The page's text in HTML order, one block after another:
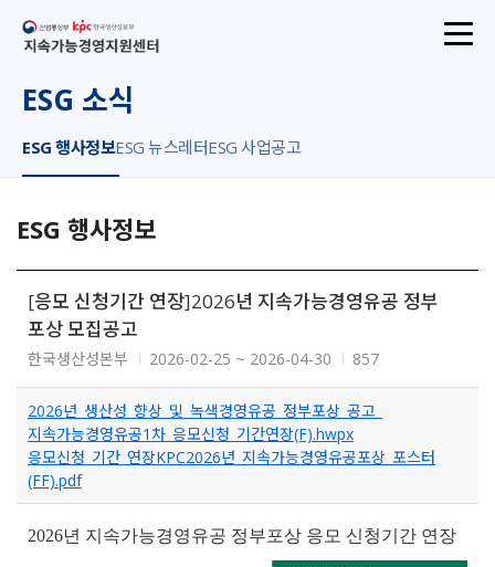
산업통상부
지속가능경영지원센터
ESG 소식
ESG 행사정보ESG 뉴스레터ESG 사업공고
ESG 행사정보
[응모 신청기간 연장]2026년 지속가능경영유공 정부
포상 모집공고
한국생산성본부 2026-02-25 ~ 2026-04-30 857
2026년_생산성_향상_및_녹색경영유공_정부포상_공고_
지속가능경영유공1차_응모신청_기간연장(F).hwpx
응모신청_기간_연장KPC2026년_지속가능경영유공포상_포스터
(FF).pdf
2026년 지속가능경영유공 정부포상 응모 신청기간 연장